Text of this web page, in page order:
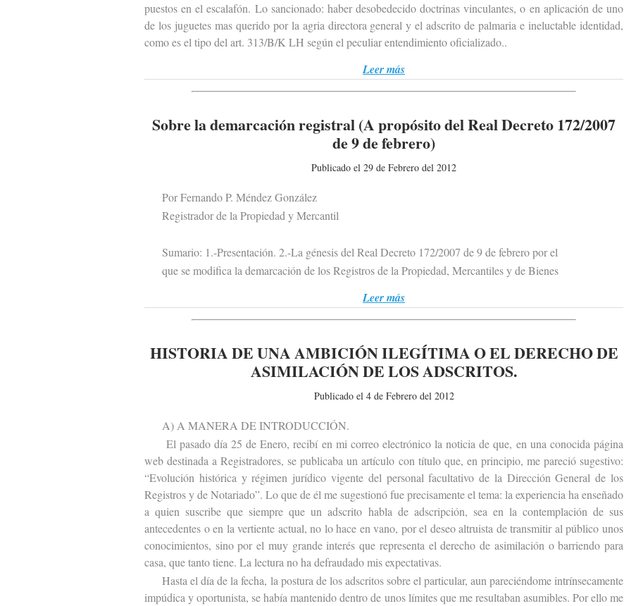
puestos en el escalafón. Lo sancionado: haber desobedecido doctrinas vinculantes, o en aplicación de uno
de los juguetes mas querido por la agria directora general y el adscrito de palmaria e ineluctable identidad,
como es el tipo del art. 313/B/K LH según el peculiar entendimiento oficializado..
Leer más
Sobre la demarcación registral (A propósito del Real Decreto 172/2007
de 9 de febrero)
Publicado el 29 de Febrero del 2012
Por Fernando P. Méndez González
Registrador de la Propiedad y Mercantil
Sumario: 1.-Presentación. 2.-La génesis del Real Decreto 172/2007 de 9 de febrero por el
que se modifica la demarcación de los Registros de la Propiedad, Mercantiles y de Bienes
Leer más
HISTORIA DE UNA AMBICIÓN ILEGÍTIMA O EL DERECHO DE
ASIMILACIÓN DE LOS ADSCRITOS.
Publicado el 4 de Febrero del 2012
A) A MANERA DE INTRODUCCIÓN.
El pasado día 25 de Enero, recibí en mi correo electrónico la noticia de que, en una conocida página
web destinada a Registradores, se publicaba un artículo con título que, en principio, me pareció sugestivo:
“Evolución histórica y régimen jurídico vigente del personal facultativo de la Dirección General de los
Registros y de Notariado”. Lo que de él me sugestionó fue precisamente el tema: la experiencia ha enseñado
a quien suscribe que siempre que un adscrito habla de adscripción, sea en la contemplación de sus
antecedentes o en la vertiente actual, no lo hace en vano, por el deseo altruista de transmitir al público unos
conocimientos, sino por el muy grande interés que representa el derecho de asimilación o barriendo para
casa, que tanto tiene. La lectura no ha defraudado mis expectativas.
Hasta el día de la fecha, la postura de los adscritos sobre el particular, aun pareciéndome intrínsecamente
impúdica y oportunista, se había mantenido dentro de unos límites que me resultaban asumibles. Por ello me